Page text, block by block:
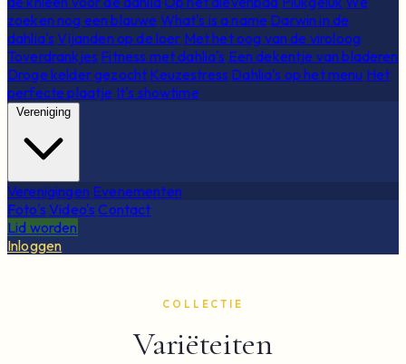
zoeken nog een blauwe What's is a name Darwin in de
dahlia's Vijanden op de loer Met het oog van de viroloog
Toverdrankjes Fitness met dahlia's Een dekentje van bladeren
Droge kelder gezocht Keuzestress Dahlia's op het menu Het
perfecte plaatje It's showtime
Vereniging
Verenigingen Evenementen
Foto's Video's Contact
Lid worden
Inloggen
COLLECTIE
Variëteiten